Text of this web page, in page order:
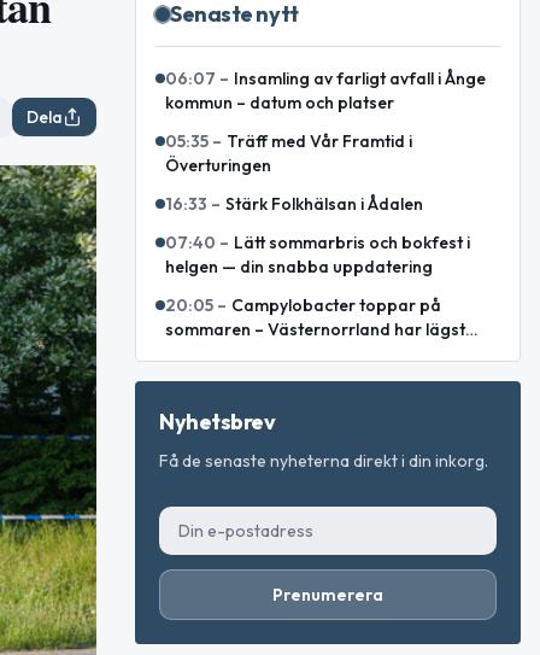
Dela
Senaste nytt
06:07 – Insamling av farligt avfall i Ånge
kommun – datum och platser
05:35 – Träff med Vår Framtid i
Överturingen
16:33 – Stärk Folkhälsan i Ådalen
07:40 – Lätt sommarbris och bokfest i
helgen — din snabba uppdatering
20:05 – Campylobacter toppar på
sommaren – Västernorrland har lägst
Nyhetsbrev
Få de senaste nyheterna direkt i din inkorg.
Prenumerera